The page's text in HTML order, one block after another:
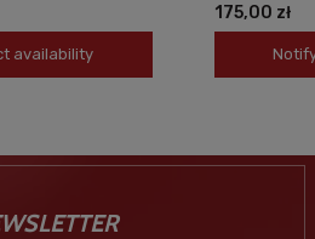
availability
175,00 zł